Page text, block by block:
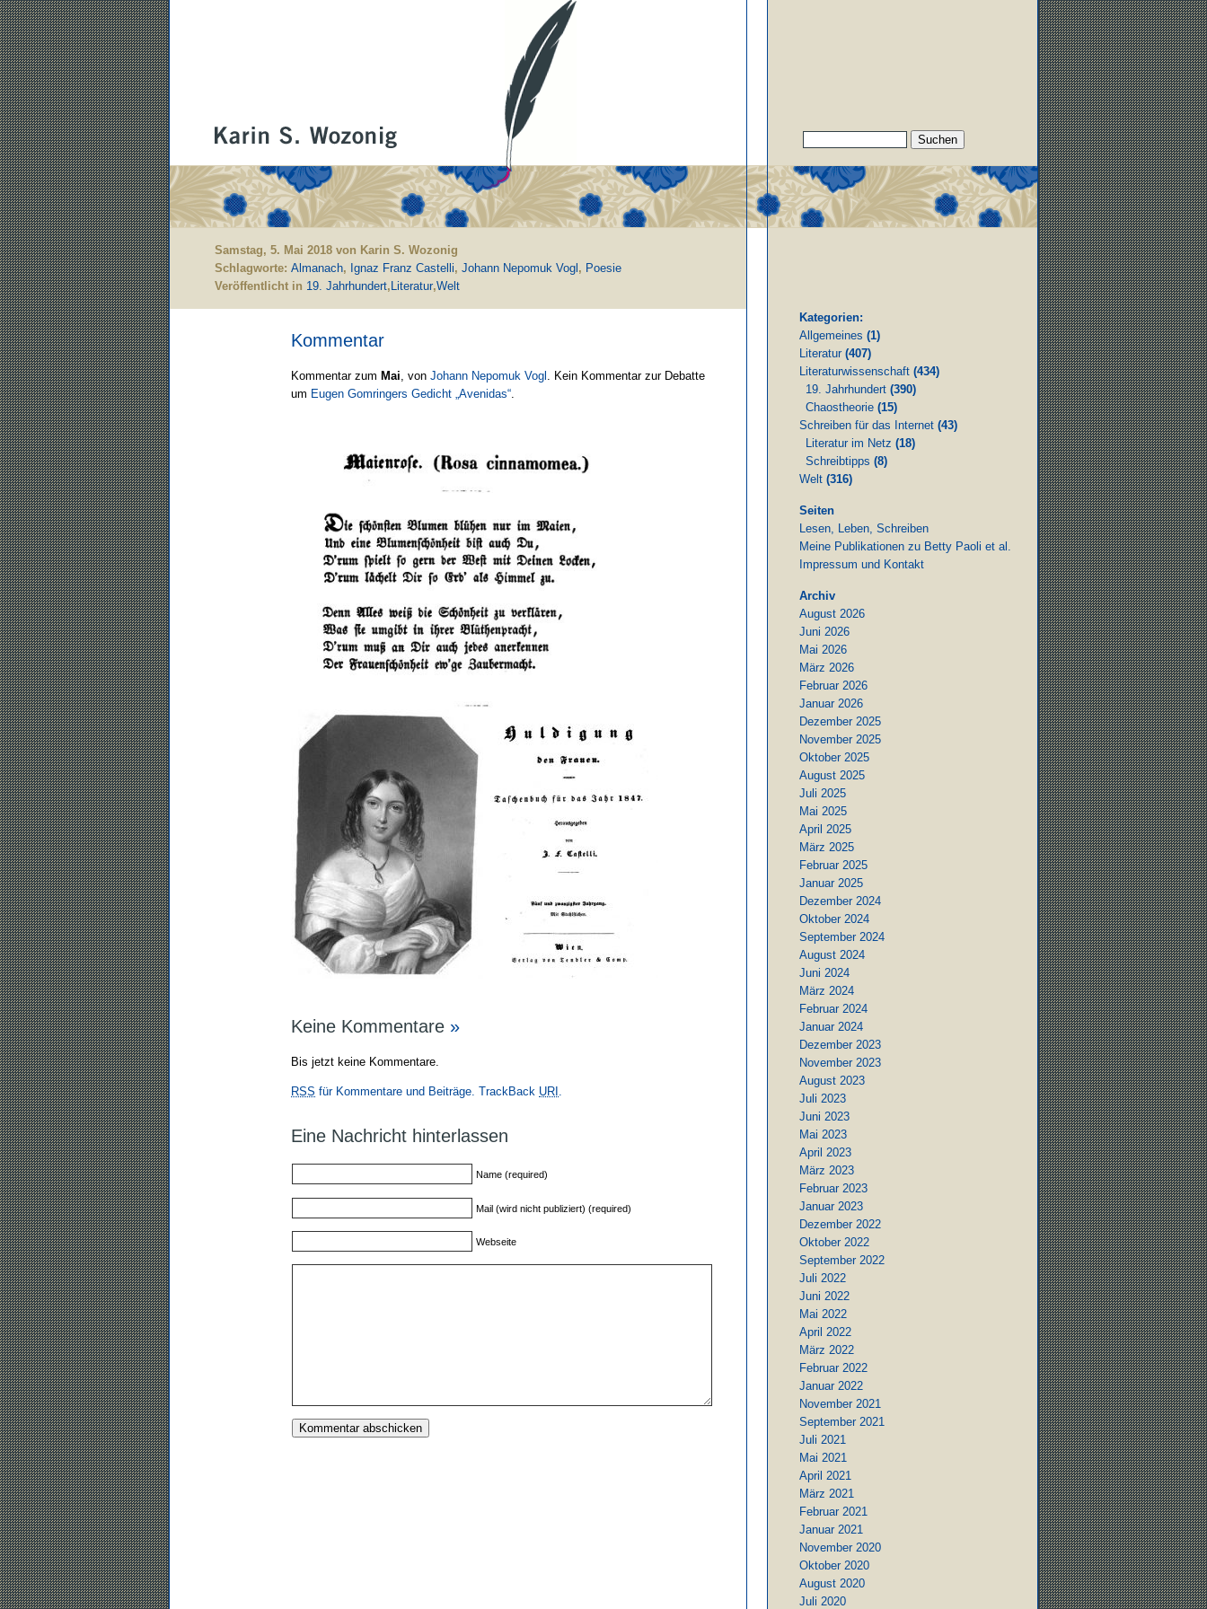
Samstag, 5. Mai 2018 von Karin S. Wozonig
Schlagworte: Almanach, Ignaz Franz Castelli, Johann Nepomuk Vogl , Poesie
Veröffentlicht in 19. Jahrhundert, Literatur,Welt
Kommentar
Kommentar zum Mai, von Johann Nepomuk Vogl . Kein Kommentar zur Debatte
um Eugen Gomringers Gedicht „Avenidas“.
Keine Kommentare »
Bis jetzt keine Kommentare.
RSS für Kommentare und Beiträge. TrackBack URI .
Eine Nachricht hinterlassen
Name (required)
Mail (wird nicht publiziert) (required)
Webseite
Kategorien:
Allgemeines (1)
Literatur (407)
Literaturwissenschaft (434)
19. Jahrhundert (390)
Chaostheorie (15)
Schreiben für das Internet (43)
Literatur im Netz (18)
Schreibtipps (8)
Welt (316)
Seiten
Lesen, Leben, Schreiben
Meine Publikationen zu Betty Paoli et al.
Impressum und Kontakt
Archiv
August 2026
Juni 2026
Mai 2026
März 2026
Februar 2026
Januar 2026
Dezember 2025
November 2025
Oktober 2025
August 2025
Juli 2025
Mai 2025
April 2025
März 2025
Februar 2025
Januar 2025
Dezember 2024
Oktober 2024
September 2024
August 2024
Juni 2024
März 2024
Februar 2024
Januar 2024
Dezember 2023
November 2023
August 2023
Juli 2023
Juni 2023
Mai 2023
April 2023
März 2023
Februar 2023
Januar 2023
Dezember 2022
Oktober 2022
September 2022
Juli 2022
Juni 2022
Mai 2022
April 2022
März 2022
Februar 2022
Januar 2022
November 2021
September 2021
Juli 2021
Mai 2021
April 2021
März 2021
Februar 2021
Januar 2021
November 2020
Oktober 2020
August 2020
Juli 2020